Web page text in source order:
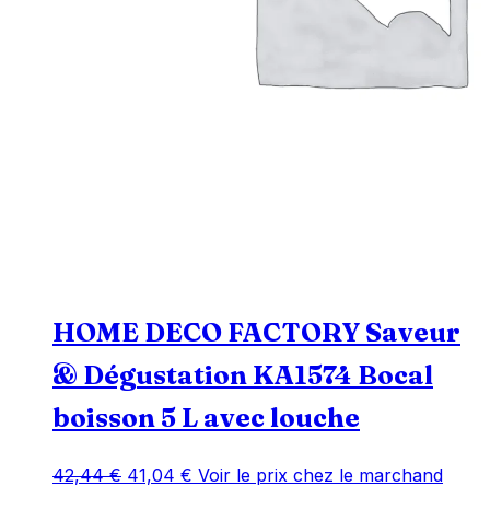
HOME DECO FACTORY Saveur
& Dégustation KA1574 Bocal
boisson 5 L avec louche
42,44€ Le
41,04 € Le
Voir le prix chez le marchand